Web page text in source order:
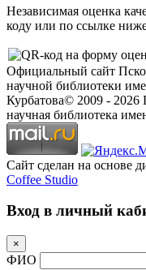
Независимая оценка
коду или по ссылке
Официальный сайт
научной библиотеки
Курбатова© 2009 - 2026
научная библиотека
Сайт сделан на основе
Coffee Studio
Вход в личный
×
ФИО